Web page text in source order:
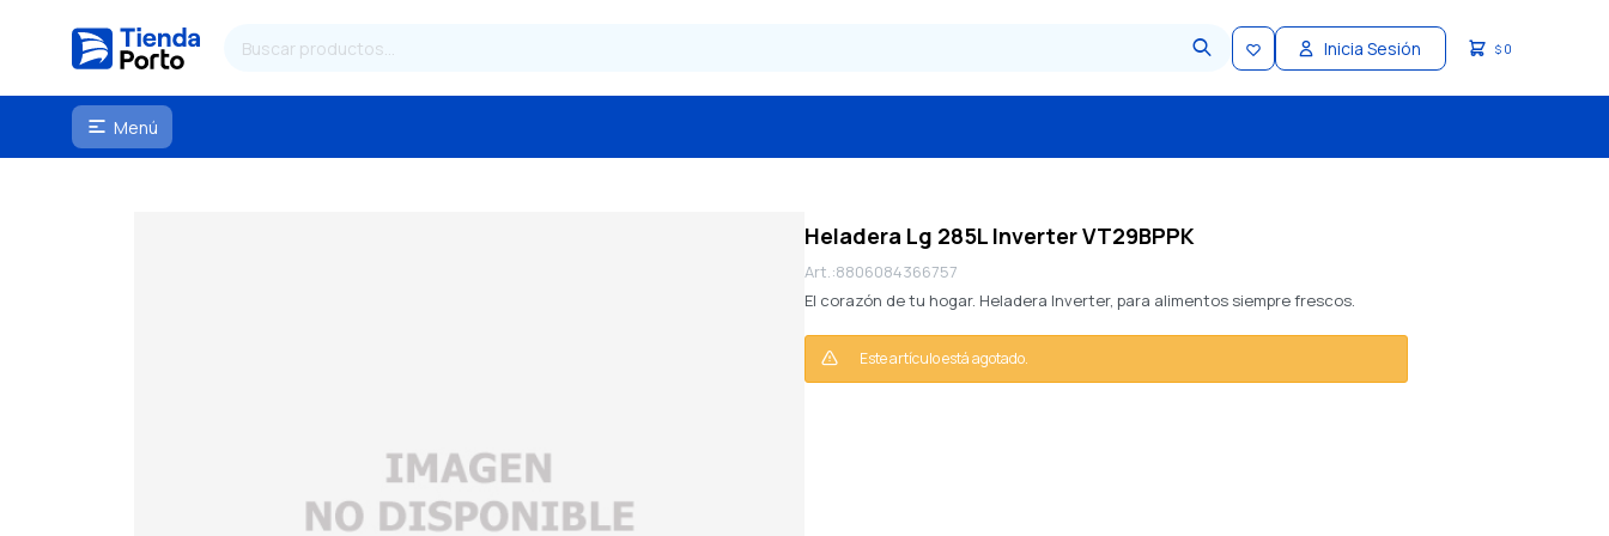
 Menú
$ 0
Heladera Lg 285L Inverter VT29BPPK
8806084366757
El corazón de tu hogar. Heladera Inverter, para alimentos siempre frescos.
Este artículo está agotado.